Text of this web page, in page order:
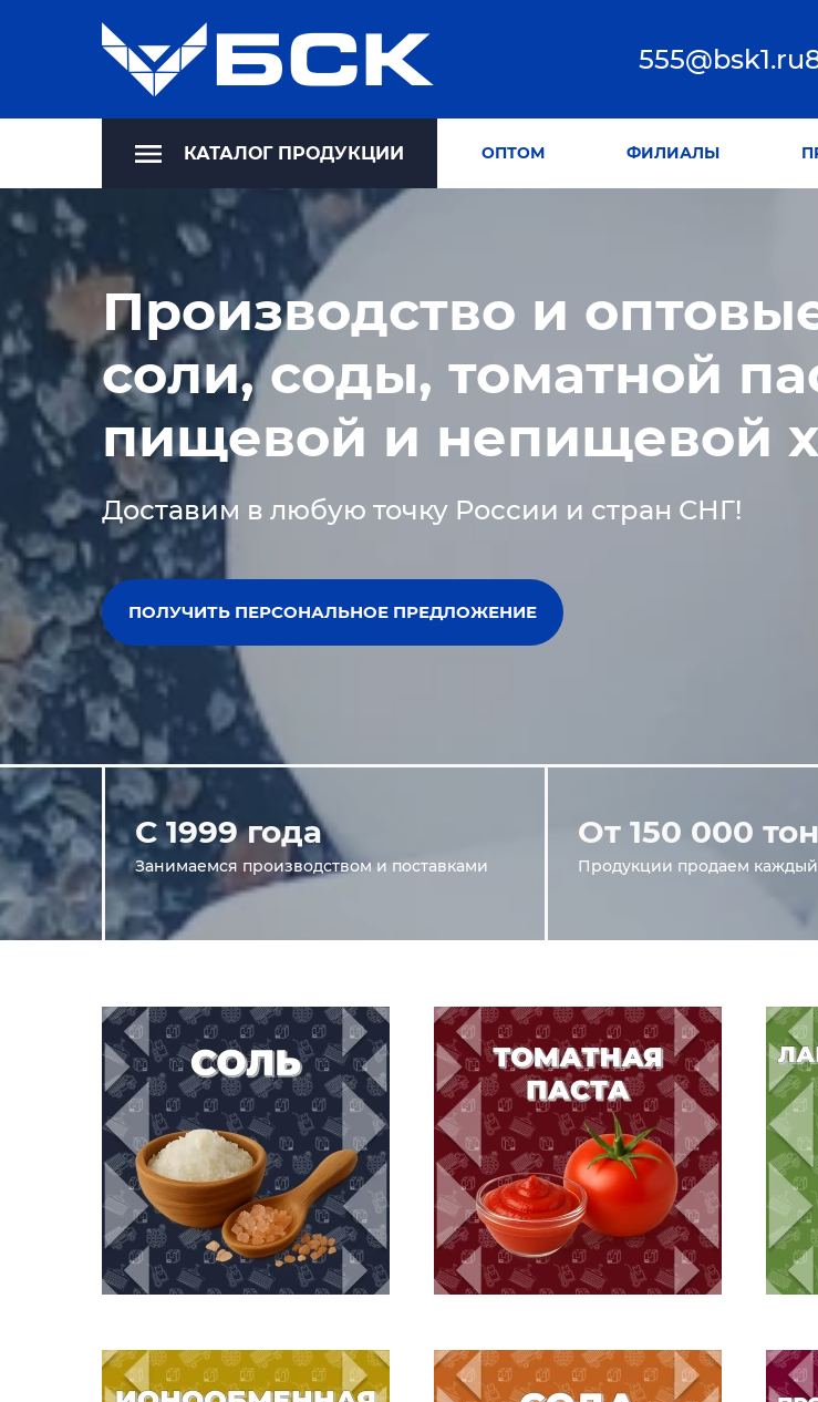
555@bsk1.ru
КАТАЛОГ ПРОДУКЦИИ ОПТОМ ФИЛИАЛЫ
Производство и
соли, соды, томатной
пищевой и непищевой
Доставим в любую точку России и стран СНГ!
ПОЛУЧИТЬ ПЕРСОНАЛЬНОЕ ПРЕДЛОЖЕНИЕ
С 1999 года
Занимаемся производством и поставками Продукции продаем
От 150 000